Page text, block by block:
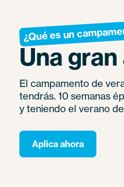
¿Qué es un
Una
El campamento de
tendrás. 10 semanas
y teniendo el verano
Aplica ahora